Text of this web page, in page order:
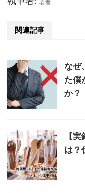
著者
関連記事
なぜ
た僕
か？
【
は？